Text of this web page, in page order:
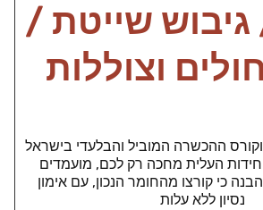
שייטת /
וצוללות
וקורס ההכשרה המוביל והבלעדי בישראל
העלית מחכה רק לכם, מועמדים
כי קורצו מהחומר הנכון, עם אימון
נסיון ללא עלות